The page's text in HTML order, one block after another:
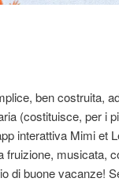
ben costruita,
(costituisce, per i
interattiva Mimi et
fruizione, musicata,
di buone vacanze!